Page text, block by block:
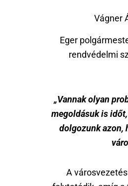
Vágner
Eger
rendvédelmi
„Vannak olyan
megoldásuk is
dolgozunk azon,
A